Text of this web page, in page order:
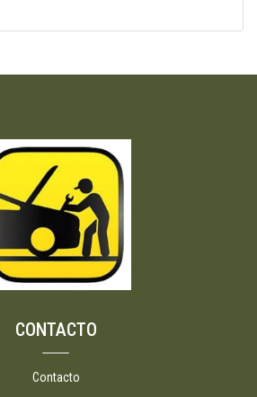
CONTACTO
Contacto